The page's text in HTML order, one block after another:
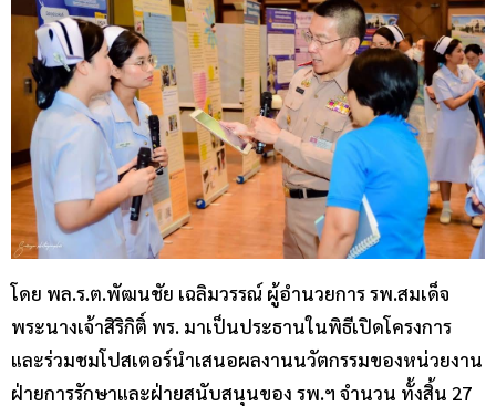
โดย พล.ร.ต.พัฒนชัย เฉลิมวรรณ์ ผู้อำนวยการ รพ.สมเด็จ
พระนางเจ้าสิริกิติ์ พร. มาเป็นประธานในพิธีเปิดโครงการ
และร่วมชมโปสเตอร์นำเสนอผลงานนวัตกรรมของหน่วยงาน
ฝ่ายการรักษาและฝ่ายสนับสนุนของ รพ.ฯ จำนวน ทั้งสิ้น 27